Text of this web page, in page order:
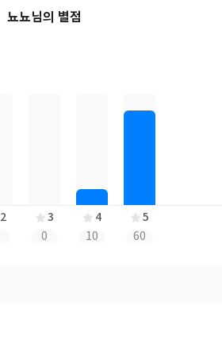
뇨뇨님의 별점
2 3
0
4
10
5
60